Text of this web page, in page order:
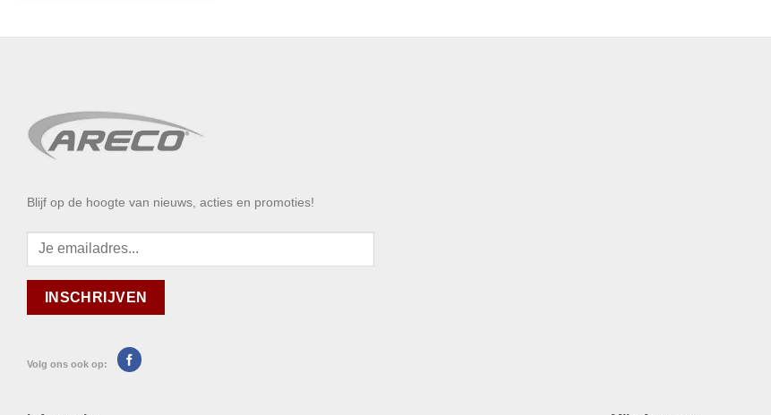
Blijf op de hoogte van nieuws, acties en promoties!
Volg ons ook op: